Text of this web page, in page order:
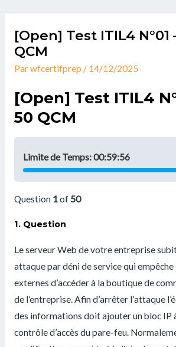
contenu[Open] Test ITIL4 N°01
QCM
Parwfcertifprep / 14/12/2025
[Open] Test ITIL4
50 QCM
Limite de Temps:00:59:56
Question 1of 50
1. Question
Le serveur Web de votre entreprise
attaque par déni de service qui
externes d’accéder à la boutique de
de l’entreprise. Afin d’arrêter l’attaque
des informations doit ajouter un bloc IP
contrôle d’accès du pare-feu.